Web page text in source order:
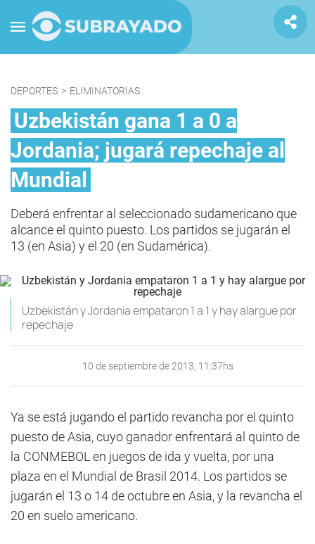
DEPORTES > ELIMINATORIAS
Uzbekistán gana 1 a 0 a
Jordania; jugará repechaje al
Mundial
Deberá enfrentar al seleccionado sudamericano que
alcance el quinto puesto. Los partidos se jugarán el
13 (en Asia) y el 20 (en Sudamérica).
Uzbekistán y Jordania empataron 1 a 1 y hay alargue por
repechaje
10 de septiembre de 2013, 11:37hs
Ya se está jugando el partido revancha por el quinto
puesto de Asia, cuyo ganador enfrentará al quinto de
la CONMEBOL en juegos de ida y vuelta, por una
plaza en el Mundial de Brasil 2014. Los partidos se
jugarán el 13 o 14 de octubre en Asia, y la revancha el
20 en suelo americano.